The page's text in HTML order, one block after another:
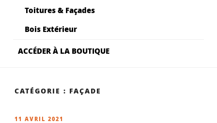
Toitures & Façades
Bois Extérieur
ACCÉDER À LA BOUTIQUE
CATÉGORIE : FAÇADE
PUBLIÉ
11 AVRIL 2021